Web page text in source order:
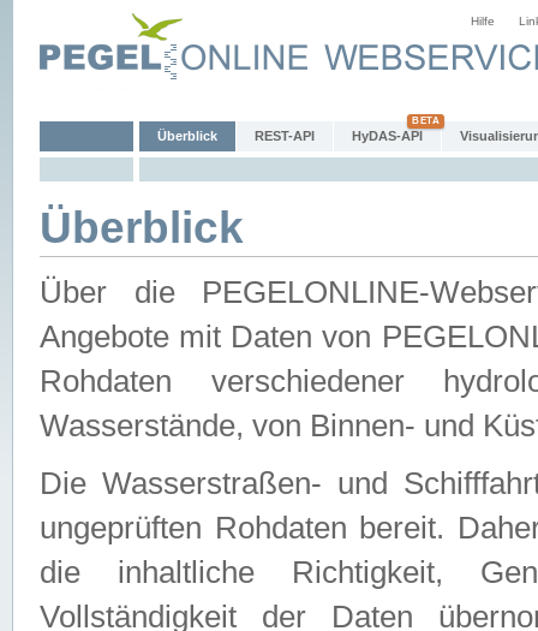
Hilfe
Überblick REST-API HyDAS-API
Überblick
Über die PEGELONLINE-
Angebote mit Daten von
Rohdaten verschiedener
Wasserstände, von Binnen- und
Die Wasserstraßen- und
ungeprüften Rohdaten bereit.
die inhaltliche Richtigkeit,
Vollständigkeit der Daten